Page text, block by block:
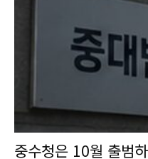
중수청은 10월 출범